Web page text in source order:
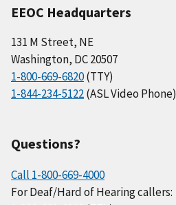
EEOC Headquarters
131 M Street, NE
Washington, DC 20507
1-800-669-6820(TTY)
1-844-234-5122(ASL Video Phone)
Questions?
Call 1-800-669-4000
For Deaf/Hard of Hearing callers: